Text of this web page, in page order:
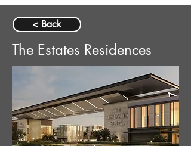
< Back
The Estates Residences